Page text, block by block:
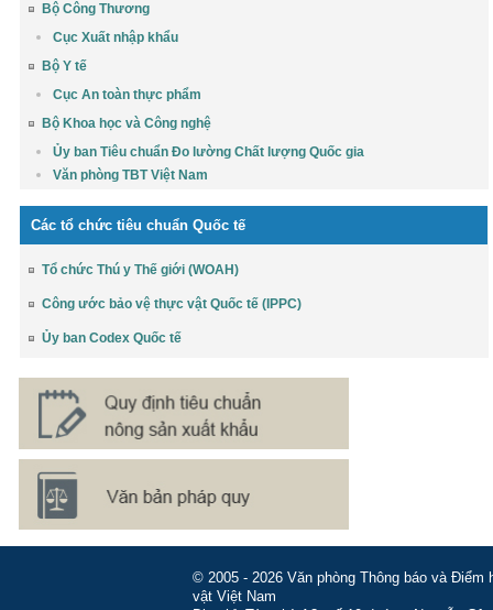
Bộ Công Thương
Cục Xuất nhập khẩu
Bộ Y tế
Cục An toàn thực phẩm
Bộ Khoa học và Công nghệ
Ủy ban Tiêu chuẩn Đo lường Chất lượng Quốc gia
Văn phòng TBT Việt Nam
Các tổ chức tiêu chuẩn Quốc tế
Tổ chức Thú y Thế giới (WOAH)
Công ước bảo vệ thực vật Quốc tế (IPPC)
Ủy ban Codex Quốc tế
© 2005 - 2026 Văn phòng Thông báo và
vật Việt Nam